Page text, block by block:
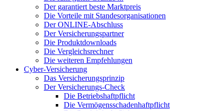
Der garantiert beste Marktpreis
Die Vorteile mit Standesorganisationen
Der ONLINE-Abschluss
Der Versicherungspartner
Die Produktdownloads
Die Vergleichsrechner
Die weiteren Empfehlungen
Cyber-Versicherung
Das Versicherungsprinzip
Der Versicherungs-Check
Die Betriebshaftpflicht
Die Vermögensschadenhaftpflicht